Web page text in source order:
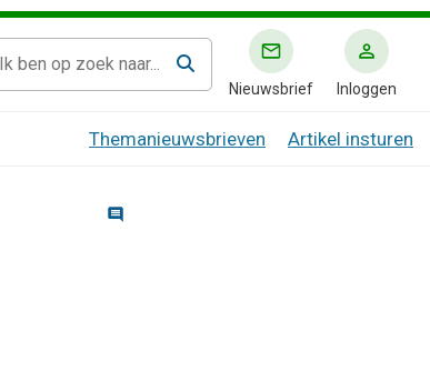
Nieuwsbrief Inloggen
Themanieuwsbrieven Artikel insturen